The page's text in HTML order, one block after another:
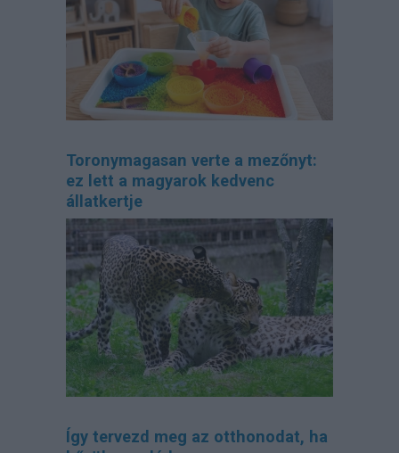
Toronymagasan verte a mezőnyt:
ez lett a magyarok kedvenc
állatkertje
Így tervezd meg az otthonodat, ha